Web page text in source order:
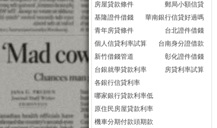
房屋貸款條件
郵局小額信貸
基隆證件借錢
華南銀行信貸好過嗎
青年房貸條件
台北證件借錢
個人信貸利率試算
台南身分證借款
新竹借錢管道
彰化證件借錢
台銀就學貸款利率
房貸利率試算
各銀行信貸利率
哪家銀行貸款利率低
原住民房屋貸款利率
機車分期付款頭期款